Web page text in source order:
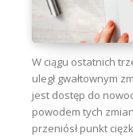
W ciągu ostatnich
uległ gwałtownym
jest dostęp do
powodem tych
przeniósł punkt